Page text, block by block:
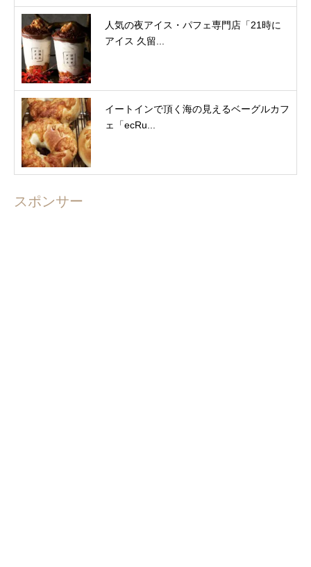
人気の夜アイス・パフェ専門店「21時に
アイス 久留...
イートインで頂く海の見えるベーグルカフ
ェ「ecRu...
スポンサー